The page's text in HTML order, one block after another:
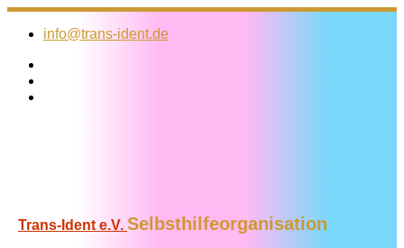
Zum
Inhalt
info@trans-ident.de
Trans-Ident e.V. Selbsthilfeorganisation